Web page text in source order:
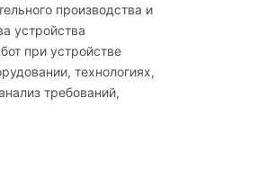
производства и
устройства
при устройстве
технологиях,
требований,